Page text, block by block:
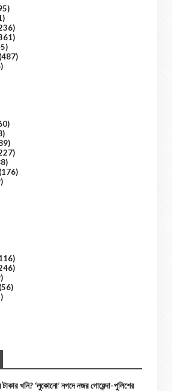
(487)
(176)
(56)
টাকার খনি? ‘লুকোনো’ নগদে নজর গোয়েন্দা-পুলিশের